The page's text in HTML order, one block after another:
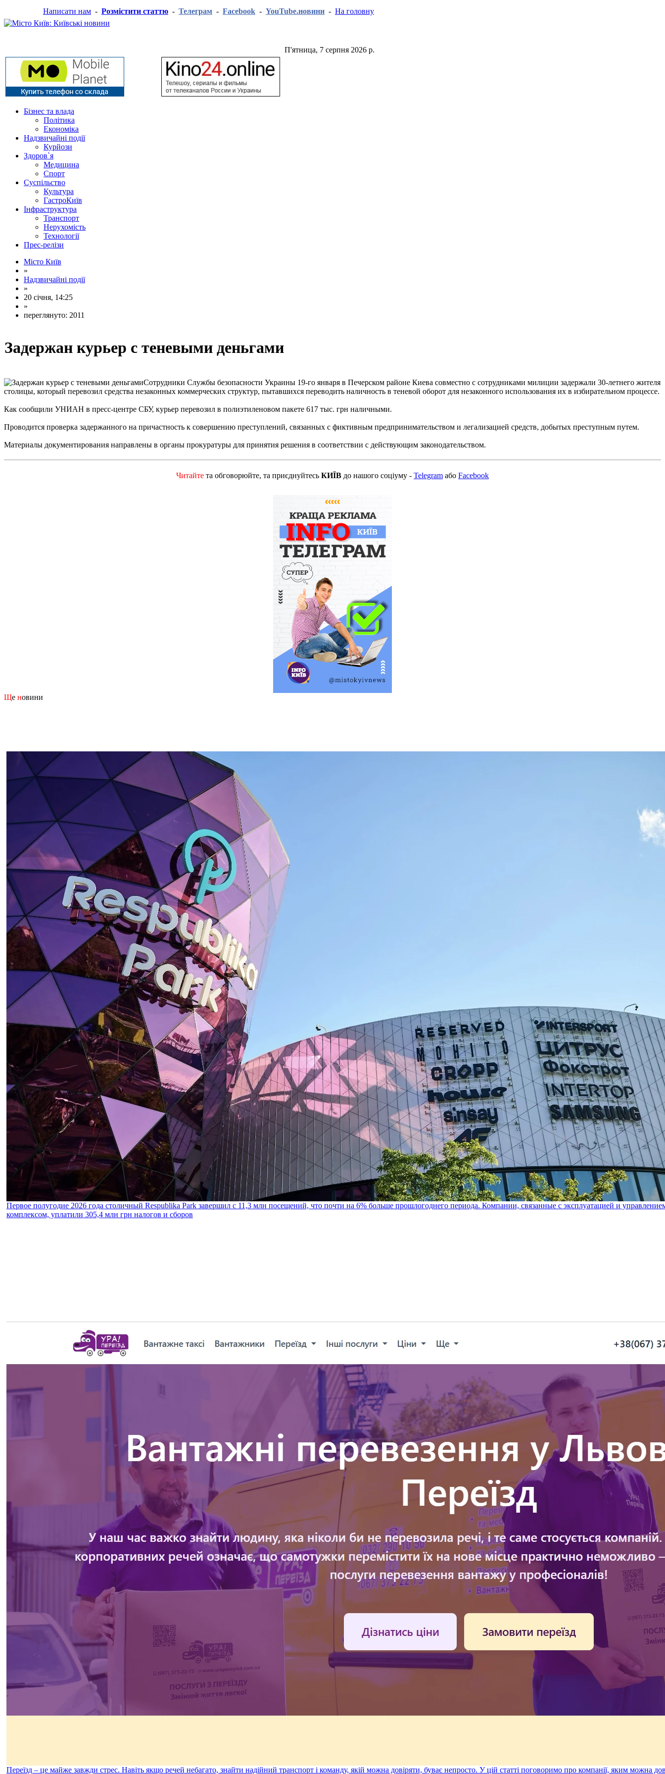
Написати нам - Розмістити статтю - Телеграм - Facebook - YouTube.новини - На головну
П'ятница, 7 серпня 2026 р.
Бізнес та влада
Політика
Економіка
Надзвичайні події
Курйози
Здоров`я
Медицина
Спорт
Суспільство
Культура
ГастроКиїв
Інфраструктура
Транспорт
Нерухомість
Технології
Прес-релізи
Місто Київ
»
Надзвичайні події
»
20 січня, 14:25
»
переглянуто: 2011
Задержан курьер с теневыми деньгами
Сотрудники Службы безопасности Украины 19-го января в Печерском районе Киева совместно с сотрудниками милиции задержали 30-летнего жителя
столицы, который перевозил средства незаконных коммерческих структур, пытавшихся переводить наличность в теневой оборот для незаконного использования их в избирательном процессе.
Как сообщили УНИАН в пресс-центре СБУ, курьер перевозил в полиэтиленовом пакете 617 тыс. грн наличными.
Проводится проверка задержанного на причастность к совершению преступлений, связанных с фиктивным предпринимательством и легализацией средств, добытых преступным путем.
Материалы документирования направлены в органы прокуратуры для принятия решения в соответствии с действующим законодательством.
Читайте та обговорюйте, та приєднуйтесь КИЇВ до нашого соціуму - Telegram або Facebook
Ще новини
Первое полугодие 2026 года столичный Respublika Park завершил с 11,3 млн посещений, что почти на 6% больше прошлогоднего периода. Компании, связанные с эксплуатацией и
комплексом, уплатили 305,4 млн грн налогов и сборов
Переїзд – це майже завжди стрес. Навіть якщо речей небагато, знайти надійний транспорт і команду, якій можна довіряти, буває непросто. У цій статті поговоримо про компанії, яким можна